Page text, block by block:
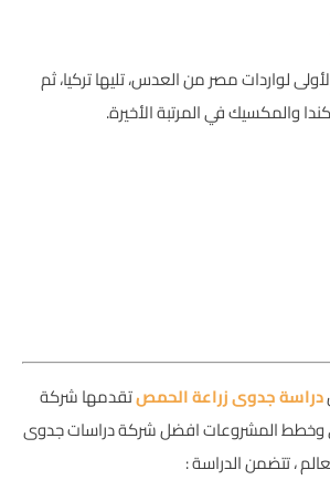
لواردات مصر من العدس، تليها تركيا، ثم
كندا والمكسيك في المرتبة الأخيرة.
دراسة جدوى زراعة الحمصتقدمها شركة
وخطط المشروعات افضل شركة دراسات جدوى
، تتضمن الدراسة :